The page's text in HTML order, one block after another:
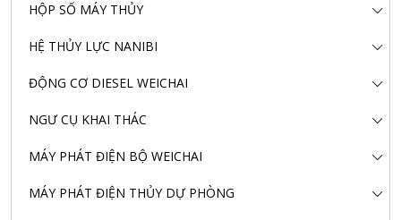
HỘP SỐ MÁY THỦY
HỆ THỦY LỰC NANIBI
ĐỘNG CƠ DIESEL WEICHAI
NGƯ CỤ KHAI THÁC
MÁY PHÁT ĐIỆN BỘ WEICHAI
MÁY PHÁT ĐIỆN THỦY DỰ PHÒNG